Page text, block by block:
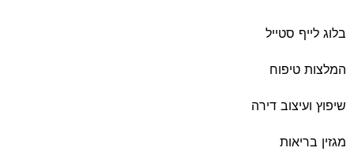
בלוג לייף סטייל
המלצות טיפוח
שיפוץ ועיצוב דירה
מגזין בריאות